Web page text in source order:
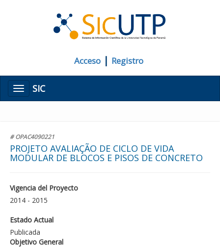
Acceso | Registro
MenúSIC
# OPAC4090221
PROJETO AVALIAÇÃO DE CICLO DE VIDA
MODULAR DE BLOCOS E PISOS DE CONCRETO
Vigencia del Proyecto
2014 - 2015
Estado Actual
Publicada
Objetivo General